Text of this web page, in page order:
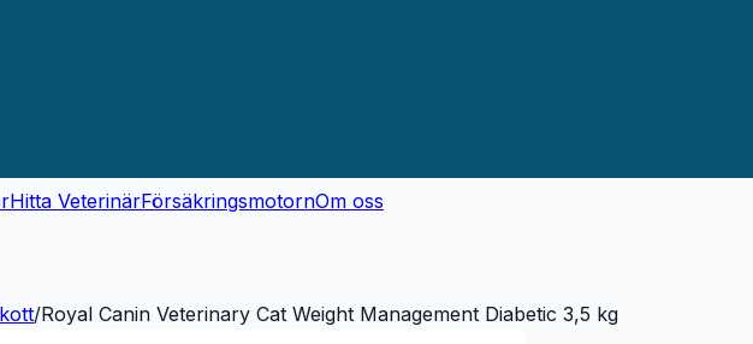
Hitta VeterinärFörsäkringsmotornOm oss
/Royal Canin Veterinary Cat Weight Management Diabetic 3,5 kg